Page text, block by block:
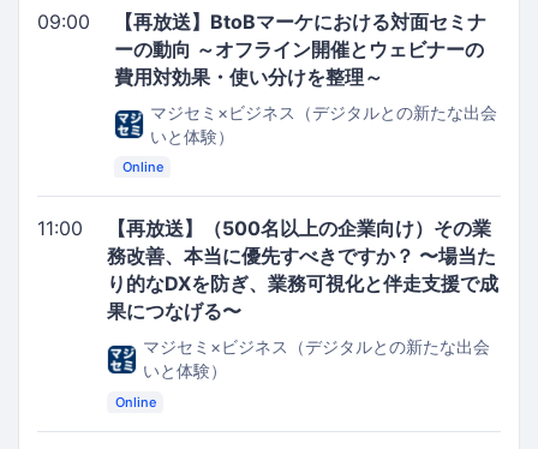
09:00
【再放送】BtoBマーケにおける対面セミナ
ーの動向 ～オフライン開催とウェビナーの
費用対効果・使い分けを整理～
マジセミ×ビジネス（デジタルとの新たな出会
いと体験）
Online
11:00
【再放送】（500名以上の企業向け）その業
務改善、本当に優先すべきですか？ 〜場当た
り的なDXを防ぎ、業務可視化と伴走支援で成
果につなげる〜
マジセミ×ビジネス（デジタルとの新たな出会
いと体験）
Online